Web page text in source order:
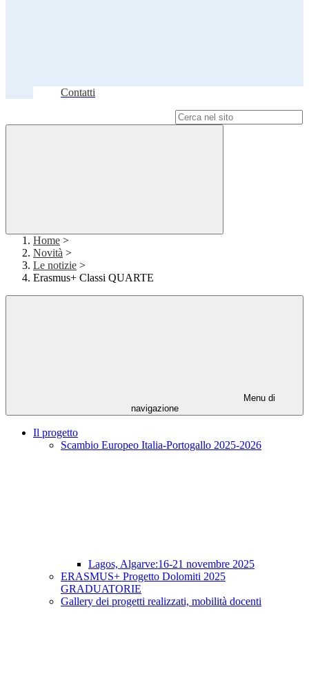
Contatti
Home >
Novità >
Le notizie >
Erasmus+ Classi QUARTE
Menu di
navigazione
Il progetto
Scambio Europeo Italia-Portogallo 2025-2026
Lagos, Algarve:16-21 novembre 2025
ERASMUS+ Progetto Dolomiti 2025
GRADUATORIE
Gallery dei progetti realizzati, mobilità docenti